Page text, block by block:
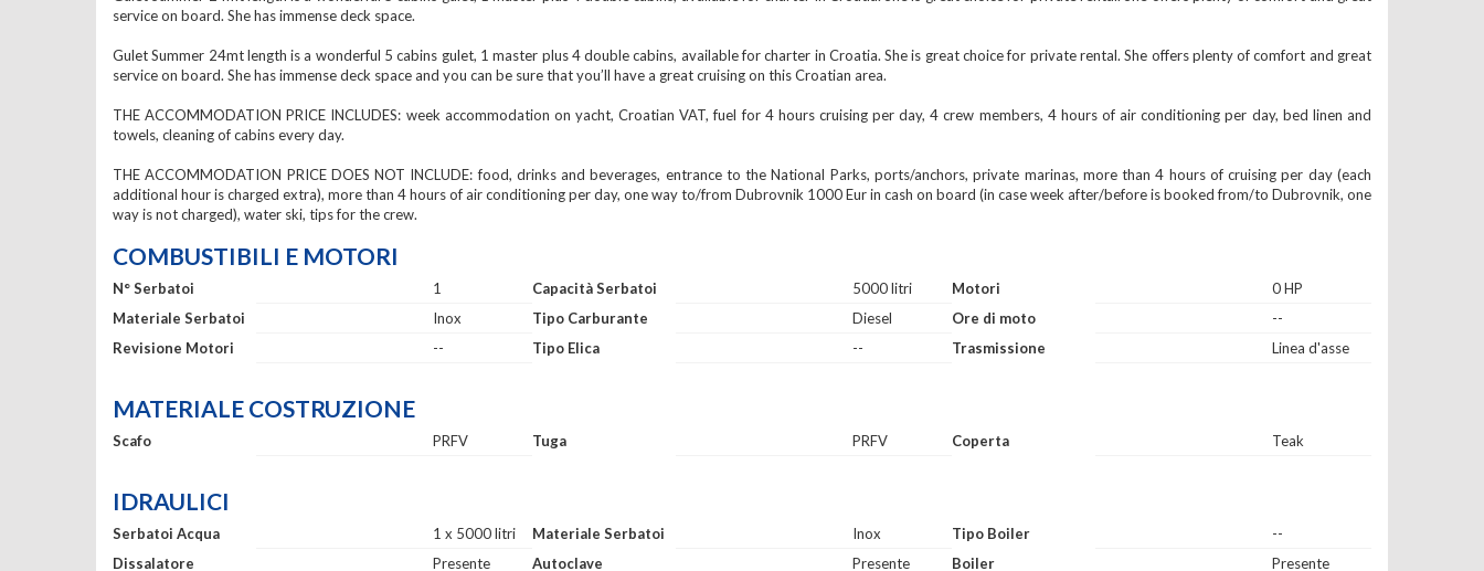
service on board. She has immense deck space.
Gulet Summer 24mt length is a wonderful 5 cabins gulet, 1 master plus 4 double cabins, available for charter in Croatia. She is great choice for private rental. She offers plenty of comfort and great
service on board. She has immense deck space and you can be sure that you’ll have a great cruising on this Croatian area.
THE ACCOMMODATION PRICE INCLUDES: week accommodation on yacht, Croatian VAT, fuel for 4 hours cruising per day, 4 crew members, 4 hours of air conditioning per day, bed linen and
towels, cleaning of cabins every day.
THE ACCOMMODATION PRICE DOES NOT INCLUDE: food, drinks and beverages, entrance to the National Parks, ports/anchors, private marinas, more than 4 hours of cruising per day (each
additional hour is charged extra), more than 4 hours of air conditioning per day, one way to/from Dubrovnik 1000 Eur in cash on board (in case week after/before is booked from/to Dubrovnik, one
way is not charged), water ski, tips for the crew.
COMBUSTIBILI E MOTORI
N° Serbatoi
1
Materiale Serbatoi
Inox
Revisione Motori
--
Capacità Serbatoi
5000 litri
Tipo Carburante
Diesel
Tipo Elica
--
Motori
0 HP
Ore di moto
--
Trasmissione
Linea d'asse
MATERIALE COSTRUZIONE
Scafo PRFV Tuga PRFV Coperta Teak
IDRAULICI
Serbatoi Acqua
1 x 5000 litri
Dissalatore
Presente
Materiale Serbatoi
Inox
Autoclave
Presente
Tipo Boiler
--
Boiler
Presente